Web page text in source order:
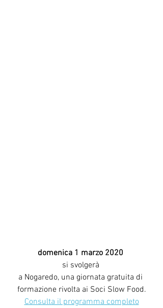
domenica 1 marzo 2020
si svolgerà
a Nogaredo, una giornata gratuita di
formazione rivolta ai Soci Slow Food.
Consulta il programma completo